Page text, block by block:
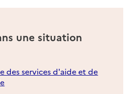
une situation
des services d'aide et de